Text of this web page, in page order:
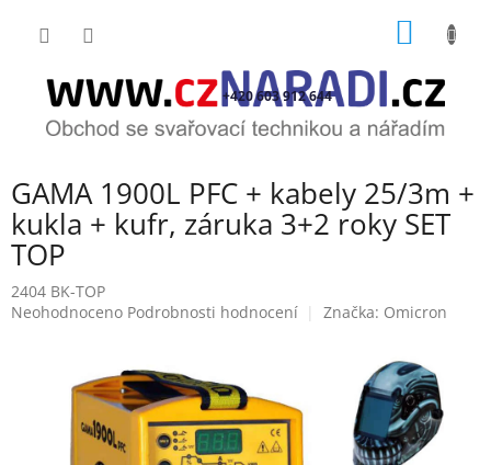
+420 603 912 644
GAMA 1900L PFC + kabely 25/3m +
kukla + kufr, záruka 3+2 roky SET
TOP
2404 BK-TOP
Průměrné
Neohodnoceno Podrobnosti hodnocení Značka: Omicron